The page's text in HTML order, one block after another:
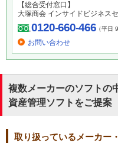
【総合受付窓口】
大塚商会 インサイドビジネス
0120-660-466（平日
お問い合わせ
複数メーカーのソフトの
資産管理ソフトをご提案
取り扱っているメーカー